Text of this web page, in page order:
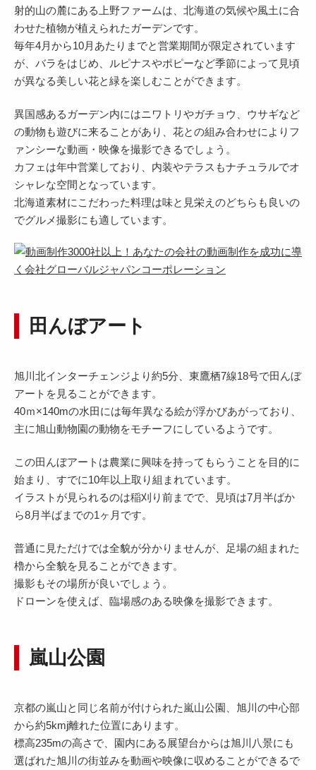
射的山の麓にある上野ファームは、北海道の気候や風土に合
わせた植物が植えられたガーデンです。
毎年4月から10月あたりまでと営業期間が限定されています
が、バラをはじめ、ルピナスやポピーなど季節によって見頃
が異なる美しい花と緑を楽しむことができます。
異国感あるガーデン内にはニワトリやガチョウ、ウサギなど
の動物も遊びに来ることがあり、花との組み合わせによりフ
ァンシーな動画・映像を撮影できるでしょう。
カフェは年中営業しており、内装やテラスもナチュラルでオ
シャレな空間となっています。
北海道素材にこだわった料理は味と見栄えのどちらも良いの
でグルメ撮影にも適しています。
田んぼアート
旭川北インターチェンジより約5分、東鷹栖7線18号で田んぼ
アートを見ることができます。
40ｍ×140mの水田には毎年異なる絵が浮かびあがっており、
主に旭山動物園の動物をモチーフにしているようです。
この田んぼアートは農業に興味を持ってもらうことを目的に
始まり、すでに10年以上取り組まれています。
イラストが見られるのは稲刈り前までで、見頃は7月半ばか
ら8月半ばまでの1ヶ月です。
普通に見ただけでは全貌が分かりませんが、足場の組まれた
櫓から全貌を見ることができます。
撮影もその場所が良いでしょう。
ドローンを使えば、臨場感のある映像を撮影できます。
嵐山公園
京都の嵐山と同じ名前が付けられた嵐山公園、旭川の中心部
から約5kmj離れた位置にあります。
標高235mの高さで、園内にある展望台からは旭川八景にも
選ばれた旭川の街並みを動画や映像に収めることができるで